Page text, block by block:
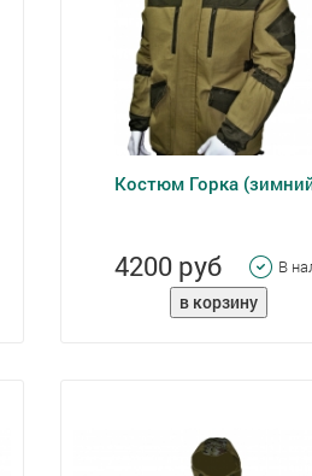
Костюм Горка
4200 руб В